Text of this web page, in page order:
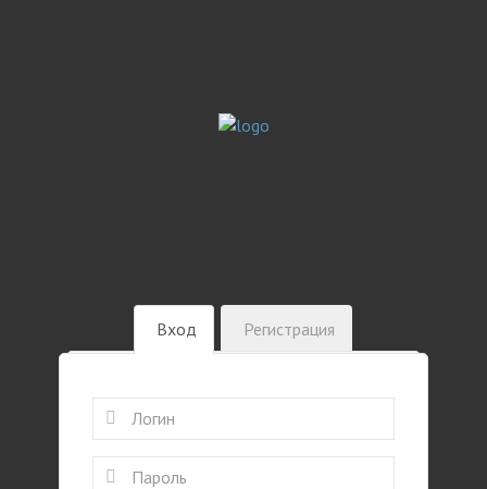
Вход Регистрация